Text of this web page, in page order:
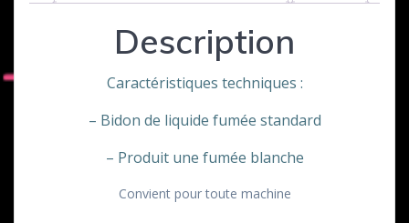
Description
Caractéristiques techniques :
– Bidon de liquide fumée standard
– Produit une fumée blanche
Convient pour toute machine